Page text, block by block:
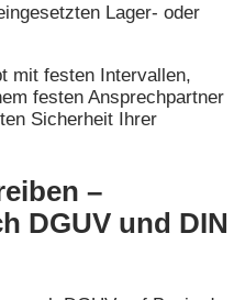
Lager- oder
mit festen Intervallen,
festen Ansprechpartner
Sicherheit Ihrer
–
DGUV und DIN